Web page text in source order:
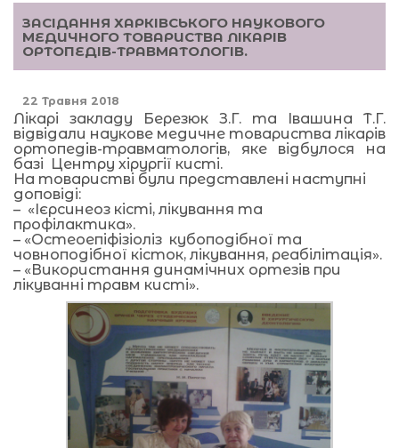
ЗАСІДАННЯ ХАРКІВСЬКОГО НАУКОВОГО
МЕДИЧНОГО ТОВАРИСТВА ЛІКАРІВ
ОРТОПЕДІВ-ТРАВМАТОЛОГІВ.
22 Травня 2018
Лікарі закладу Березюк З.Г. та Івашина Т.Г.
відвідали наукове медичне товариства лікарів
ортопедів-травматологів, яке відбулося на
базі Центру хірургії кисті.
На товаристві були представлені наступні
доповіді:
– «Ієрсинеоз кісті, лікування та
профілактика».
– «Остеоепіфізіоліз кубоподібної та
човноподібної кісток, лікування, реабілітація».
– «Використання динамічних ортезів при
лікуванні травм кисті».